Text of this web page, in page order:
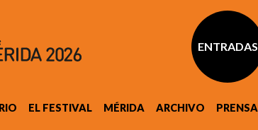
ENTRADAS
EL FESTIVAL MÉRIDA ARCHIVO PRENSA